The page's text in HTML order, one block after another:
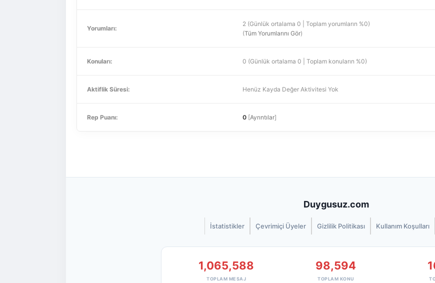
Yorumları:
2 (Günlük ortalama 0 | Toplam yorumların %0)
(Tüm Yorumlarını Gör)
Konuları: 0 (Günlük ortalama 0 | Toplam konuların %0)
Aktiflik Süresi: Henüz Kayda Değer Aktivitesi Yok
Rep Puanı: 0 [Ayrıntılar]
Duygusuz.com
İstatistikler Çevrimiçi Üyeler Gizlilik Politikası Kullanım Koşulları
1,065,588
TOPLAM MESAJ
98,594
TOPLAM KONU